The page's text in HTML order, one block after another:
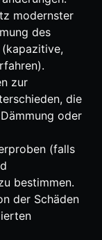
modernster
des
zur
die
oder
(falls
bestimmen.
der Schäden